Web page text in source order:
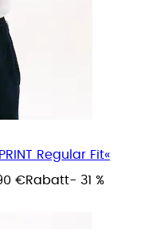
Regular Fit«
€Rabatt- 31 %